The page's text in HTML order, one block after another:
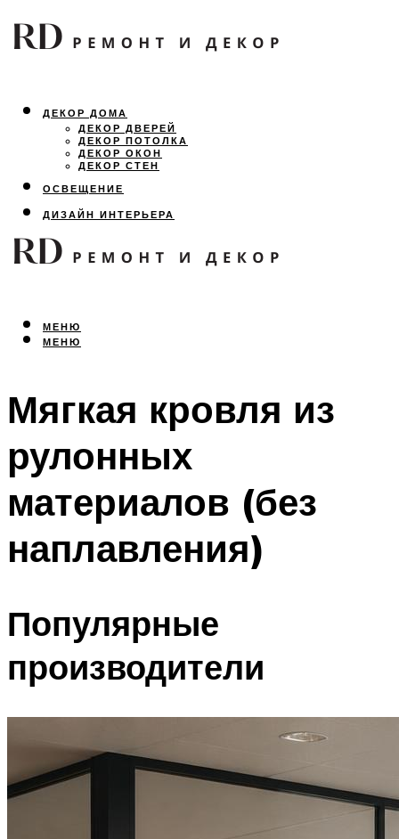
ДЕКОР ДОМА
ДЕКОР ДВЕРЕЙ
ДЕКОР ПОТОЛКА
ДЕКОР ОКОН
ДЕКОР СТЕН
ОСВЕЩЕНИЕ
ДИЗАЙН ИНТЕРЬЕРА
ЛАНДШАФТНЫЙ ДИЗАЙН
ВСЕ ПРО РЕМОНТ
МЕНЮ
МЕНЮ
Мягкая кровля из
рулонных
материалов (без
наплавления)
Популярные
производители